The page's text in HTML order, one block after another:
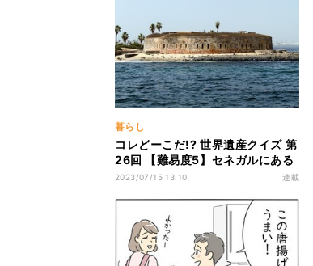
暮らし
コレどーこだ!? 世界遺産クイズ 第
26回 【難易度5】セネガルにある
この世界遺産はなんでしょう!? -
2023/07/15 13:10 連載